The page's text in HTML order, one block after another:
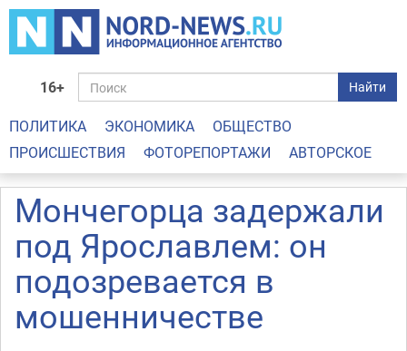
16+ Найти
ПОЛИТИКА ЭКОНОМИКА
ОБЩЕСТВО
ПРОИСШЕСТВИЯ
ФОТОРЕПОРТАЖИ АВТОРСКОЕ
Мончегорца задержали
под Ярославлем: он
подозревается в
мошенничестве